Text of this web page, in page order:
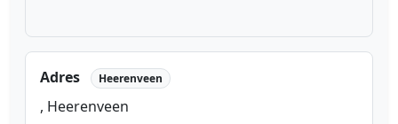
Adres Heerenveen
, Heerenveen